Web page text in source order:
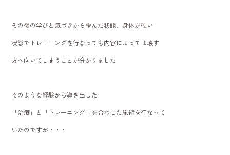
その後の学びと気づきから歪んだ状態、身体が硬い
状態でトレーニングを行なっても内容によっては壊す
方へ向いてしまうことが分かりました
そのような経験から導き出した
「治療」と「トレーニング」を合わせた施術を行なって
いたのですが・・・